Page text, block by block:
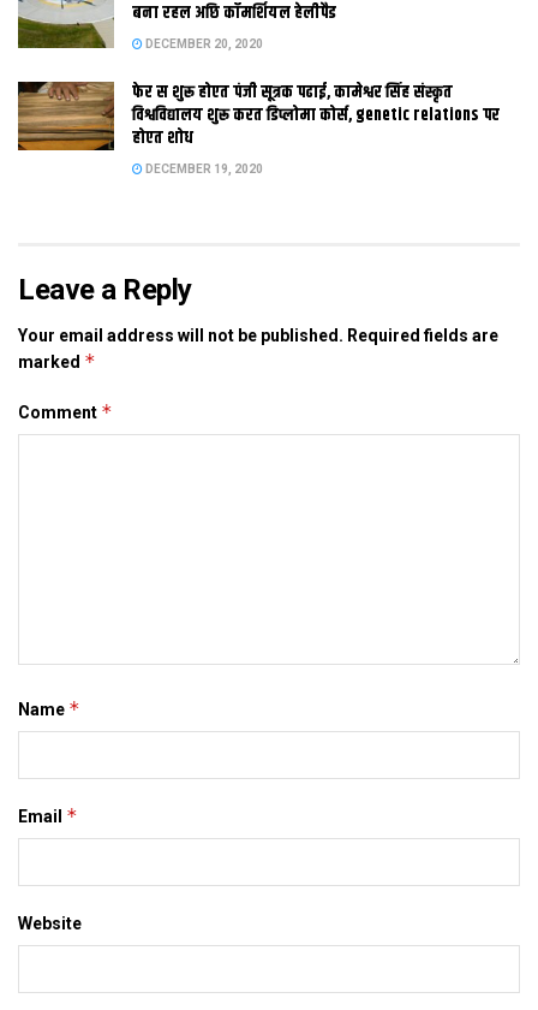
Tags: Bihar mithila
बना रहल अछि कॉमर्शियल हेलीपैड
DECEMBER 20, 2020
फेर स शुरू होएत पंजी सूत्रक पढाई, कामेश्वर सिंह संस्कृत
विश्वविद्यालय शुरू करत डिप्लोमा कोर्स, genetic relations पर
होएत शोध
DECEMBER 19, 2020
Leave a Reply
Your email address will not be published. Required fields are
marked *
Comment *
Name *
Email *
Website